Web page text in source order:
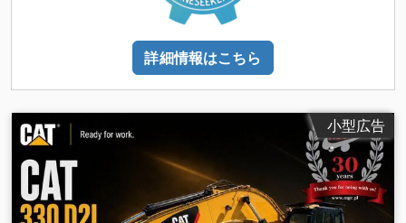
詳細情報はこちら
小型広告